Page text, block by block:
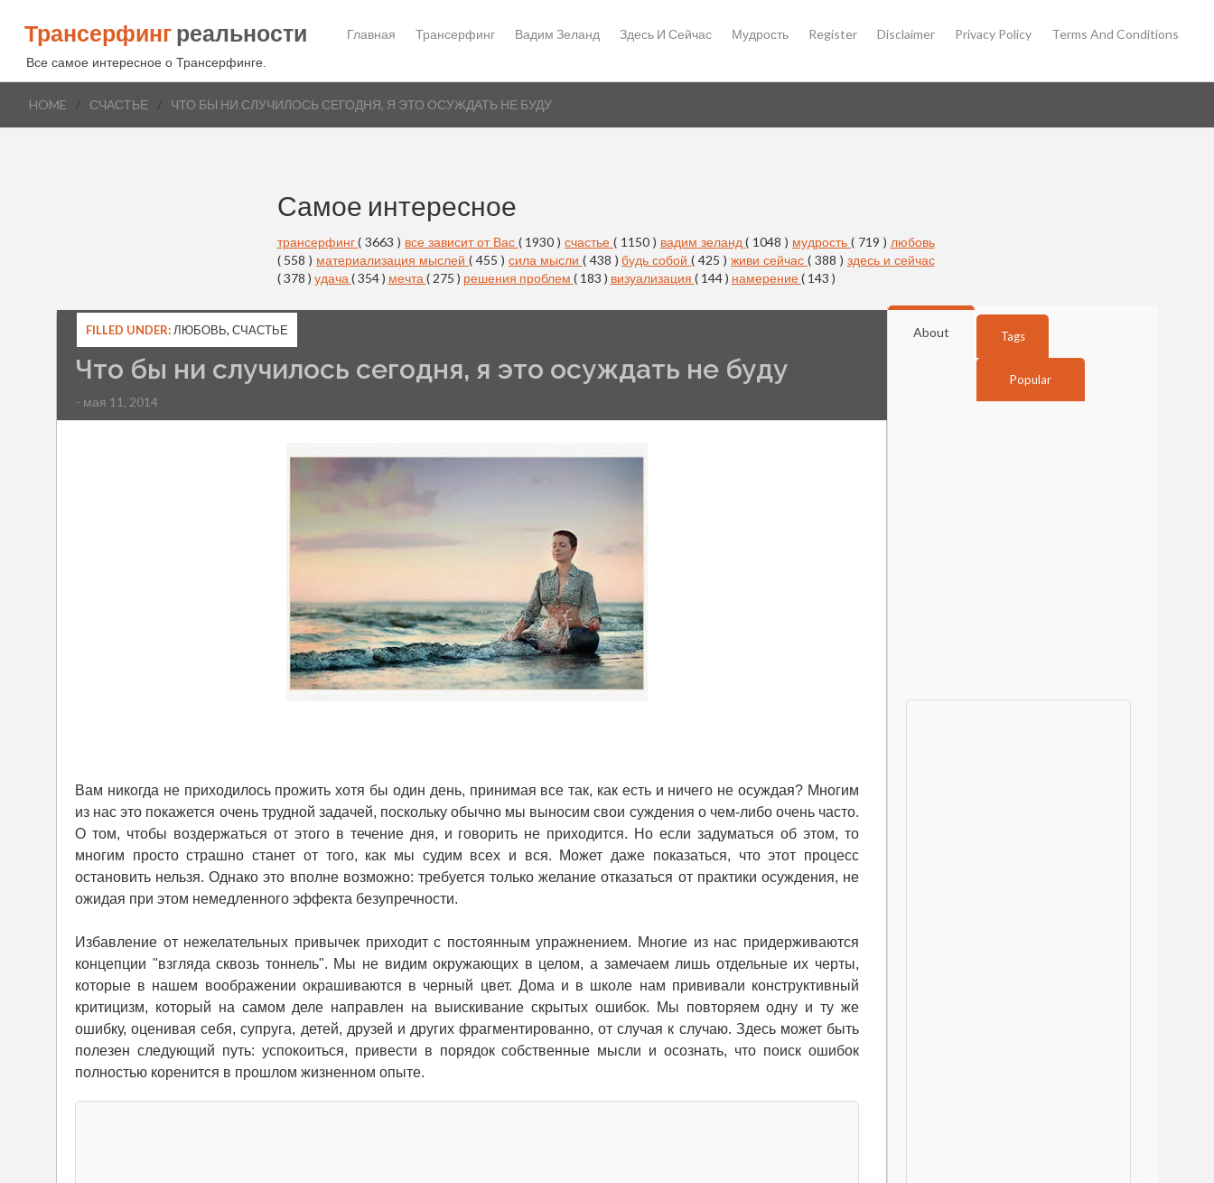
Трансерфинг реальности
Все самое интересное о Трансерфинге.
Главная Трансерфинг Вадим Зеланд Здесь И Сейчас Мудрость Register Disclaimer Privacy Policy Terms And Conditions
HOME / СЧАСТЬЕ / ЧТО БЫ НИ СЛУЧИЛОСЬ СЕГОДНЯ, Я ЭТО ОСУЖДАТЬ НЕ БУДУ
Самое интересное
трансерфинг( 3663 ) все зависит от Вас ( 1930 )счастье ( 1150 ) вадим зеланд( 1048 ) мудрость ( 719 ) любовь
( 558 ) материализация мыслей( 455 ) сила мысли ( 438 )будь собой( 425 )живи сейчас ( 388 ) здесь и сейчас
( 378 ) удача ( 354 ) мечта ( 275 ) решения проблем ( 183 ) визуализация ( 144 ) намерение( 143 )
FILLED UNDER: ЛЮБОВЬ, СЧАСТЬЕ
Что бы ни случилось сегодня, я это осуждать не буду
- мая 11, 2014
Вам никогда не приходилось прожить хотя бы один день, принимая все так, как есть и ничего не осуждая? Многим
из нас это покажется очень трудной задачей, поскольку обычно мы выносим свои суждения о чем-либо очень часто.
О том, чтобы воздержаться от этого в течение дня, и говорить не приходится. Но если задуматься об этом, то
многим просто страшно станет от того, как мы судим всех и вся. Может даже показаться, что этот процесс
остановить нельзя. Однако это вполне возможно: требуется только желание отказаться от практики осуждения, не
ожидая при этом немедленного эффекта безупречности.
Избавление от нежелательных привычек приходит с постоянным упражнением. Многие из нас придерживаются
концепции "взгляда сквозь тоннель". Мы не видим окружающих в целом, а замечаем лишь отдельные их черты,
которые в нашем воображении окрашиваются в черный цвет. Дома и в школе нам прививали конструктивный
критицизм, который на самом деле направлен на выискивание скрытых ошибок. Мы повторяем одну и ту же
ошибку, оценивая себя, супруга, детей, друзей и других фрагментированно, от случая к случаю. Здесь может быть
полезен следующий путь: успокоиться, привести в порядок собственные мысли и осознать, что поиск ошибок
полностью коренится в прошлом жизненном опыте.
About Tags
Popular